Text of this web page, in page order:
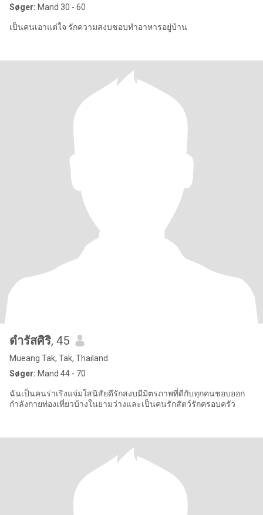
Søger: Mand 30 - 60
เป็นคนเอาแต่ใจ รักความสงบชอบทำอาหารอยู่บ้าน
ดำรัสศิริ, 45
Mueang Tak, Tak, Thailand
Søger: Mand 44 - 70
ฉันเป็นคนร่าเริงแจ่มใสนิสัยดีรักสงบมีมิตรภาพที่ดีกับทุกคนชอบออก
กำลังกายท่องเที่ยวบ้างในยามว่างและเป็นคนรักสัตว์รักครอบครัว